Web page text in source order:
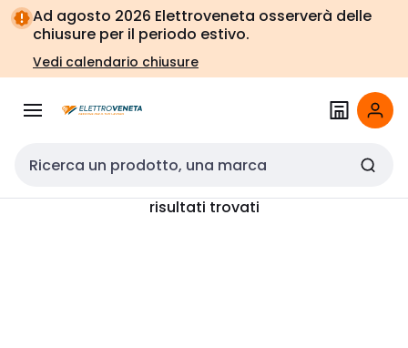
Vai alla
navigazione
Vai
alla
pagina
Ad agosto 2026 Elettroveneta osserverà delle
chiusure per il periodo estivo.
Vedi calendario chiusure
Cerca input
risultati trovati